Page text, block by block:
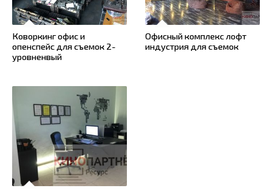
Коворкинг офис и
опенспейс для съемок 2-
уровненвый
Офисный комплекс лофт
индустрия для съемок